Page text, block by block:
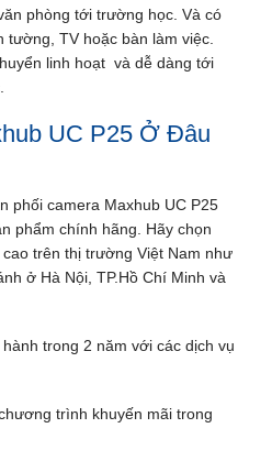
phòng tới trường học. Và có
TV hoặc bàn làm việc.
linh hoạt và dễ dàng tới
UC P25 Ở Đâu
phối camera Maxhub UC P25
phẩm chính hãng. Hãy chọn
trên thị trường Việt Nam như
ở Hà Nội, TP.Hồ Chí Minh và
trong 2 năm với các dịch vụ
trình khuyến mãi trong